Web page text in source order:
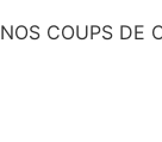
NOS COUPS DE